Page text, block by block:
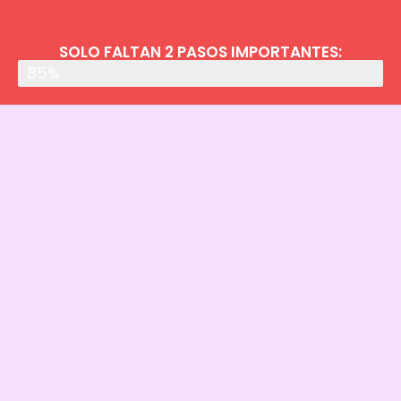
SOLO FALTAN 2 PASOS IMPORTANTES: